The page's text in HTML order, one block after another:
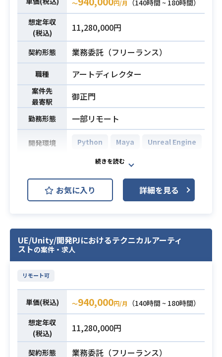
〜 円/月
（140時間 ~ 180時間）
想定年収
(税込)
11,280,000円
契約形態 業務委託（フリーランス）
職種 アートディレクター
案件先
最寄駅
御正門
勤務形態 一部リモート
開発環境 Python Maya Unreal Engine
業務内容
開発プロジェクトにおけるアセット
パイプラインの設計・実装や、
アーティストを支援するツール開
発・技術検証を担当していただきま
Mayaを中心としたDCCツールからゲ
ームランタイム間のパイプライン構
築や、
チーム全体の開発効率と表現力の向
上を支える役割を担っていただきま
す。
【仕事内容】
下記の業務を担っていただく想定で
す。
お気に入り 詳細を見る
UE/Unity/開発PJにおけるテクニカルアーティ
ストの案件・求人
リモート可
単価(税込) 〜940,000円/月
（140時間 ~ 180時間）
想定年収
(税込)
11,280,000円
契約形態 業務委託（フリーランス）